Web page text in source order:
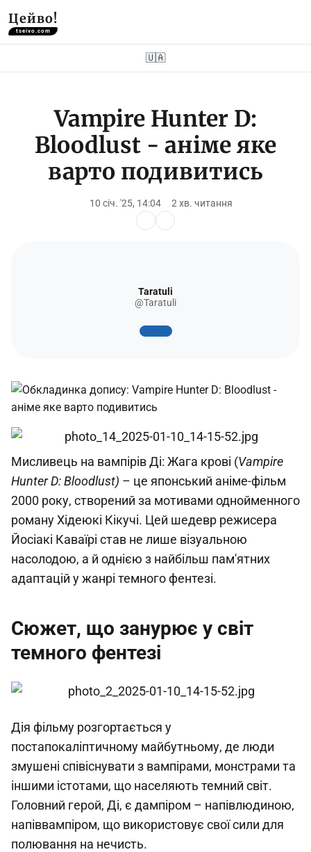
Цейво!
tseivo.com
🇺🇦
Vampire Hunter D:
Bloodlust - аніме яке
варто подивитись
10 січ. '25, 14:04 2 хв. читання
Taratuli
@Taratuli
Мисливець на вампірів Ді: Жага крові (Vampire
Hunter D: Bloodlust) – це японський аніме-фільм
2000 року, створений за мотивами однойменного
роману Хідеюкі Кікучі. Цей шедевр режисера
Йосіакі Каваїрі став не лише візуальною
насолодою, а й однією з найбільш пам'ятних
адаптацій у жанрі темного фентезі.
Сюжет, що занурює у світ
темного фентезі
Дія фільму розгортається у
постапокаліптичному майбутньому, де люди
змушені співіснувати з вампірами, монстрами та
іншими істотами, що населяють темний світ.
Головний герой, Ді, є дампіром – напівлюдиною,
напіввампіром, що використовує свої сили для
полювання на нечисть.